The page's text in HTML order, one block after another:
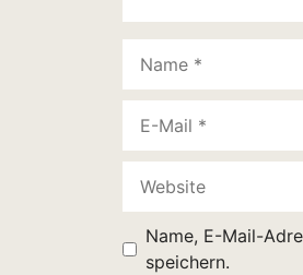
Mail
Name, E-Mail-
speichern.